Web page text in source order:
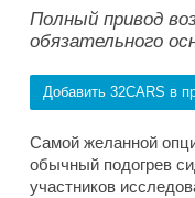
Полный привод
обязательного
Добавить 32CARS в
Самой желанной
обычный подогрев
участников